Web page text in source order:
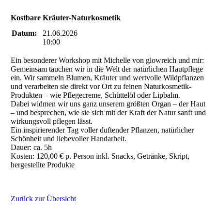
Kostbare Kräuter-Naturkosmetik
Datum:
21.06.2026
10:00
Ein besonderer Workshop mit Michelle von glowreich und mir:
Gemeinsam tauchen wir in die Welt der natürlichen Hautpflege
ein. Wir sammeln Blumen, Kräuter und wertvolle Wildpflanzen
und verarbeiten sie direkt vor Ort zu feinen Naturkosmetik-
Produkten – wie Pflegecreme, Schüttelöl oder Lipbalm.
Dabei widmen wir uns ganz unserem größten Organ – der Haut
– und besprechen, wie sie sich mit der Kraft der Natur sanft und
wirkungsvoll pflegen lässt.
Ein inspirierender Tag voller duftender Pflanzen, natürlicher
Schönheit und liebevoller Handarbeit.
Dauer: ca. 5h
Kosten: 120,00 € p. Person inkl. Snacks, Getränke, Skript,
hergestellte Produkte
Zurück zur Übersicht